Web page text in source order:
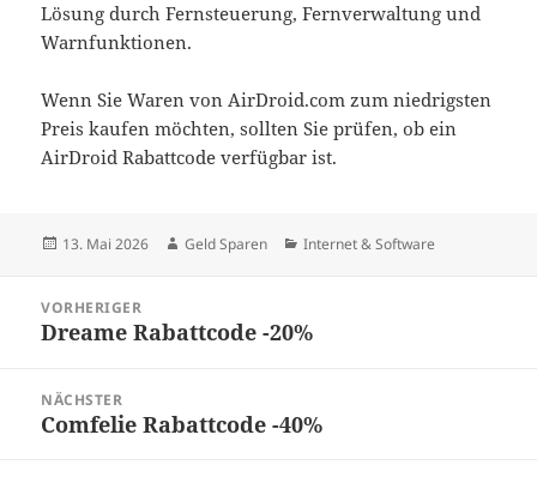
Lösung durch Fernsteuerung, Fernverwaltung und
Warnfunktionen.
Wenn Sie Waren von AirDroid.com zum niedrigsten
Preis kaufen möchten, sollten Sie prüfen, ob ein
AirDroid Rabattcode verfügbar ist.
Veröffentlicht
13. Mai 2026 Autor
Geld Sparen Kategorien
Internet & Software
VORHERIGER
Vorheriger
Dreame Rabattcode -20%
NÄCHSTER
Nächster
Comfelie Rabattcode -40%